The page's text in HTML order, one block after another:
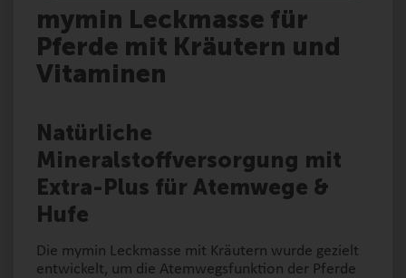
mymin Leckmasse für
Pferde mit Kräutern und
Vitaminen
Natürliche
Mineralstoffversorgung mit
Extra-Plus für Atemwege &
Hufe
Die mymin Leckmasse mit Kräutern wurde gezielt
entwickelt, um die Atemwegsfunktion der Pferde